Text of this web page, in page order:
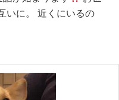
いに。 近くにいるの